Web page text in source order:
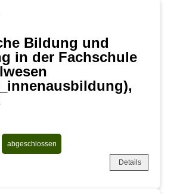
Bildung und
in der Fachschule
abgeschlossen
Details